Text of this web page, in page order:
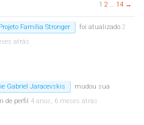
1 2 … 14 →
Família Stronger foi atualizado 2
atrás
Gabriel Jaracevskis
mudou sua
de perfil 4 anos, 6 meses atrás